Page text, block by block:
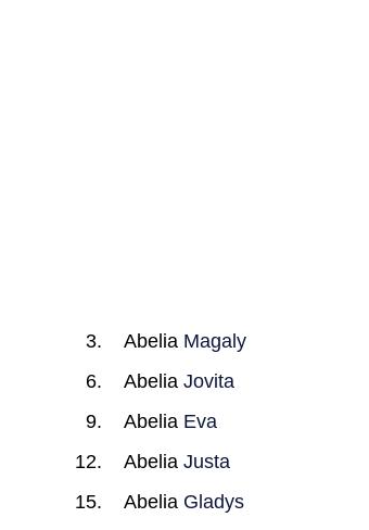
Abelia Magaly
AbeliaJovita
Abelia Eva
AbeliaJusta
Abelia Gladys